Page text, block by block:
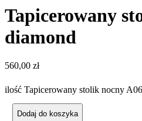
Tapicerowany
diamond
560,00 zł
ilość Tapicerowany stolik nocny
Dodaj do koszyka